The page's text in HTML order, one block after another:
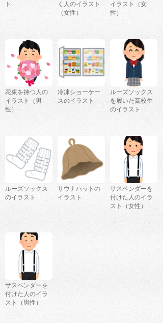
ト
く人のイラスト
（女性）
イラスト（女
性）
花束を持つ人の
イラスト（男
性）
冷凍ショーケー
スのイラスト
ルーズソックス
を履いた高校生
のイラスト
ルーズソックス
のイラスト
サウナハットの
イラスト
サスペンダーを
付けた人のイラ
スト（女性）
サスペンダーを
付けた人のイラ
スト（男性）